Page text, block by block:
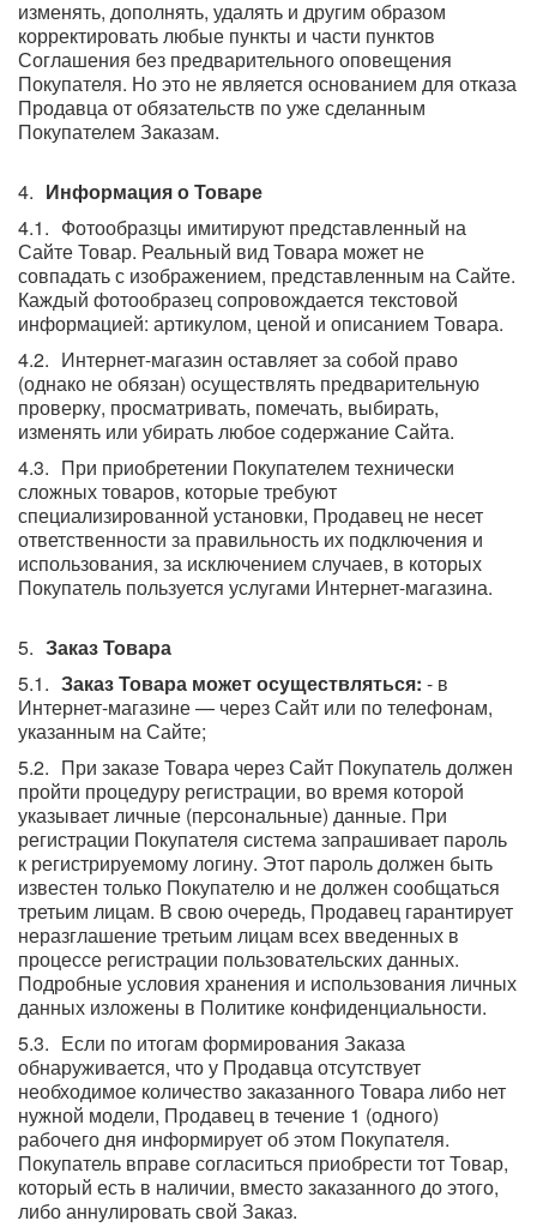
изменять, дополнять, удалять и другим образом
корректировать любые пункты и части пунктов
Соглашения без предварительного оповещения
Покупателя. Но это не является основанием для отказа
Продавца от обязательств по уже сделанным
Покупателем Заказам.
Информация о Товаре
Фотообразцы имитируют представленный на
Сайте Товар. Реальный вид Товара может не
совпадать с изображением, представленным на Сайте.
Каждый фотообразец сопровождается текстовой
информацией: артикулом, ценой и описанием Товара.
Интернет-магазин оставляет за собой право
(однако не обязан) осуществлять предварительную
проверку, просматривать, помечать, выбирать,
изменять или убирать любое содержание Сайта.
При приобретении Покупателем технически
сложных товаров, которые требуют
специализированной установки, Продавец не несет
ответственности за правильность их подключения и
использования, за исключением случаев, в которых
Покупатель пользуется услугами Интернет-магазина.
Заказ Товара
Заказ Товара может осуществляться: - в
Интернет-магазине — через Сайт или по телефонам,
указанным на Сайте;
При заказе Товара через Сайт Покупатель должен
пройти процедуру регистрации, во время которой
указывает личные (персональные) данные. При
регистрации Покупателя система запрашивает пароль
к регистрируемому логину. Этот пароль должен быть
известен только Покупателю и не должен сообщаться
третьим лицам. В свою очередь, Продавец гарантирует
неразглашение третьим лицам всех введенных в
процессе регистрации пользовательских данных.
Подробные условия хранения и использования личных
данных изложены в Политике конфиденциальности.
Если по итогам формирования Заказа
обнаруживается, что у Продавца отсутствует
необходимое количество заказанного Товара либо нет
нужной модели, Продавец в течение 1 (одного)
рабочего дня информирует об этом Покупателя.
Покупатель вправе согласиться приобрести тот Товар,
который есть в наличии, вместо заказанного до этого,
либо аннулировать свой Заказ.